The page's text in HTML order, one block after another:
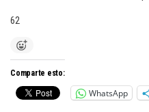
62
Comparte esto:
WhatsApp